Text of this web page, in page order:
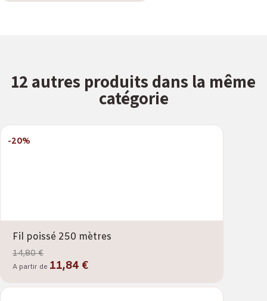
12 autres produits dans la même
catégorie
Fil poissé 250 mètres
14,80 €
-20%
A partir de 11,84 €